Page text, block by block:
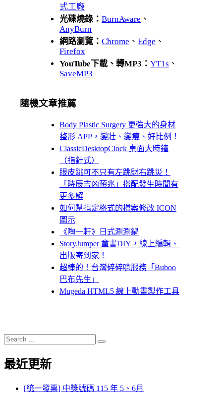
式工廠
光碟燒錄： BurnAware 、
AnyBurn
網路瀏覽： Chrome 、 Edge 、
Firefox
YouTube下載、轉MP3： YT1s 、
SaveMP3
隨機文章推薦
Body Plastic Surgery 更強大的身材
整形 APP，變壯、變瘦、好比例！
ClassicDesktopClock 桌面大時鐘
（指針式）
眼皮跳可不只有左跳財右跳災！
「時辰吉凶預兆」搭配發生時間有
更多解
如何幫指定格式的檔案修改 ICON
圖示
《陶一軒》日式涮涮鍋
StoryJumper 童書DIY，線上編輯、
出版寄到家！
超棒的！台灣碎碎唸服務「Buboo
巴布先生」
Mugeda HTML5 線上動畫製作工具
Search
for:
Search
最近更新
[統一發票] 中獎號碼 115 年 5、6月